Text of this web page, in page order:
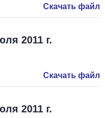
Скачать файл
2011 г.
Скачать файл
2011 г.